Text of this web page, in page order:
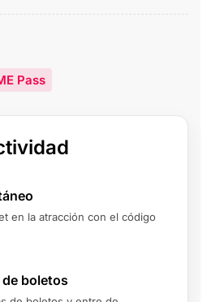
Pass
en la atracción con el código
boletos